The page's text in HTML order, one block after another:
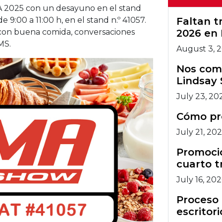
2025 con un desayuno en el stand
a 11:00 h, en el stand n.º 41057.
buena comida, conversaciones
Faltan
2026 en
August 3,
Nos
Lindsay
July 23,
Cómo
July 21,
cuarto
July 16,